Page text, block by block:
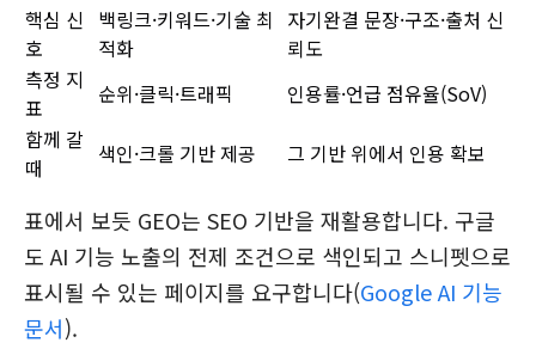
핵심 신
호
백링크·키워드·기술 최
적화
자기완결 문장·구조·출처 신
뢰도
측정 지
표
순위·클릭·트래픽
인용률·언급 점유율(SoV)
함께 갈
때
색인·크롤 기반 제공 그 기반 위에서 인용 확보
표에서 보듯 GEO는 SEO 기반을 재활용합니다. 구글
도 AI 기능 노출의 전제 조건으로 색인되고 스니펫으로
표시될 수 있는 페이지를 요구합니다(Google AI 기능
문서).